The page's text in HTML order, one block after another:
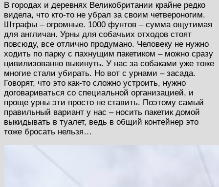
В городах и деревнях Великобритании крайне редко
видела, что кто-то не убрал за своим четвероногим.
Штрафы – огромные. 1000 фунтов – сумма ощутимая
для англичан. Урны для собачьих отходов стоят
повсюду, все отлично продумано. Человеку не нужно
ходить по парку с пахнущим пакетиком – можно сразу
цивилизованно выкинуть. У нас за собаками уже тоже
многие стали убирать. Но вот с урнами – засада.
Говорят, что это как-то сложно устроить, нужно
договариваться со специальной организацией, и
проще урны эти просто не ставить. Поэтому самый
правильный вариант у нас – носить пакетик домой
выкидывать в туалет, ведь в общий контейнер это
тоже бросать нельзя…